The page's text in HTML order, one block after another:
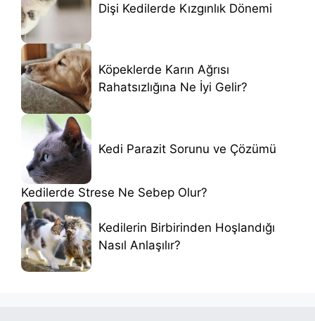
Dişi Kedilerde Kızgınlık Dönemi
Köpeklerde Karın Ağrısı
Rahatsızlığına Ne İyi Gelir?
Kedi Parazit Sorunu ve Çözümü
Kedilerde Strese Ne Sebep Olur?
Kedilerin Birbirinden Hoşlandığı
Nasıl Anlaşılır?